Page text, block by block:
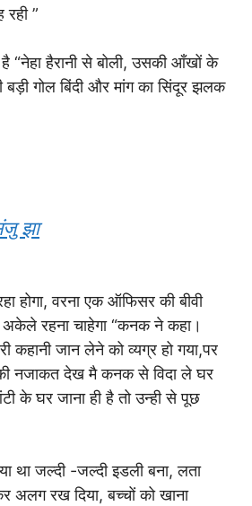
”
“नेहा हैरानी से बोली, उसकी आँखों के
गोल बिंदी और मांग का सिंदूर झलक
झा
होगा, वरना एक ऑफिसर की बीवी
रहना चाहेगा “कनक ने कहा।
कहानी जान लेने को व्यग्र हो गया,पर
नजाकत देख मै कनक से विदा ले घर
के घर जाना ही है तो उन्ही से पूछ
था जल्दी -जल्दी इडली बना, लता
अलग रख दिया, बच्चों को खाना